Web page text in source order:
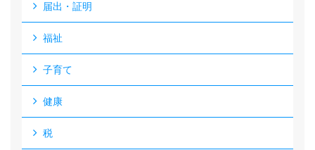
届出・証明
福祉
子育て
健康
税